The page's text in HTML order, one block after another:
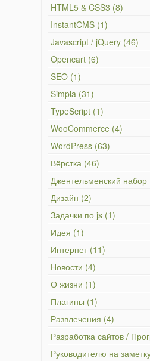
HTML5 & CSS3 (8)
InstantCMS (1)
Javascript / jQuery (46)
Opencart (6)
SEO (1)
Simpla (31)
TypeScript (1)
WooCommerce (4)
WordPress (63)
Вёрстка (46)
Джентельменский набор
Дизайн (2)
Задачки по js (1)
Идея (1)
Интернет (11)
Новости (4)
О жизни (1)
Плагины (1)
Развлечения (4)
Разработка сайтов /
Руководителю на